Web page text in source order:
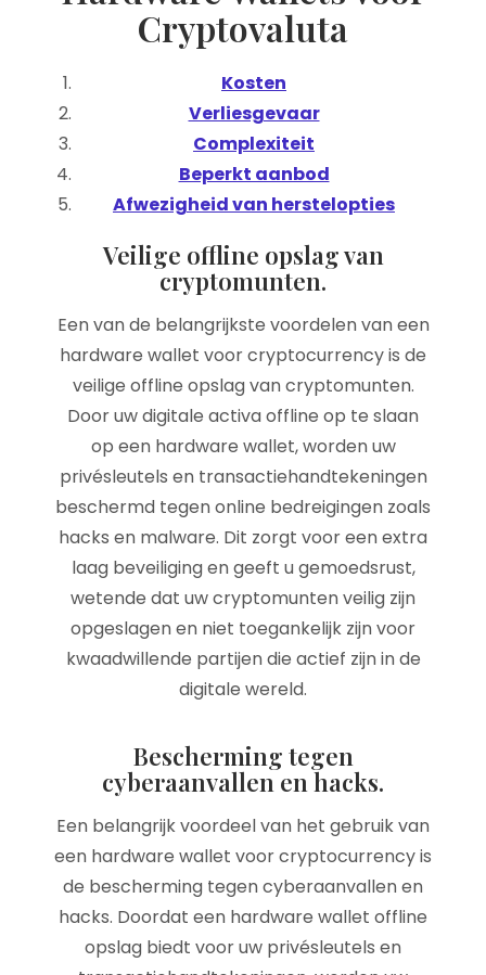
Cryptovaluta
Kosten
Verliesgevaar
Complexiteit
Beperkt aanbod
Afwezigheid van herstelopties
Veilige offline opslag van
cryptomunten.
Een van de belangrijkste voordelen van een
hardware wallet voor cryptocurrency is de
veilige offline opslag van cryptomunten.
Door uw digitale activa offline op te slaan
op een hardware wallet, worden uw
privésleutels en transactiehandtekeningen
beschermd tegen online bedreigingen zoals
hacks en malware. Dit zorgt voor een extra
laag beveiliging en geeft u gemoedsrust,
wetende dat uw cryptomunten veilig zijn
opgeslagen en niet toegankelijk zijn voor
kwaadwillende partijen die actief zijn in de
digitale wereld.
Bescherming tegen
cyberaanvallen en hacks.
Een belangrijk voordeel van het gebruik van
een hardware wallet voor cryptocurrency is
de bescherming tegen cyberaanvallen en
hacks. Doordat een hardware wallet offline
opslag biedt voor uw privésleutels en